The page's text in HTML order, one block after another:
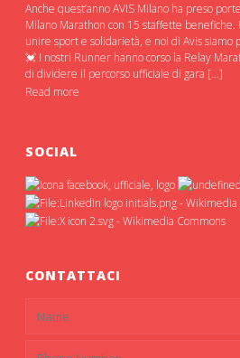
Anche quest’anno AVIS Milano ha preso
Milano Marathon con 15 staffette benefiche.
unire sport e solidarietà, e noi di Avis siamo
💓 I nostri Runner hanno corso la Relay
di dividere il percorso ufficiale di gara […]
Read more
SOCIAL
CONTATTACI